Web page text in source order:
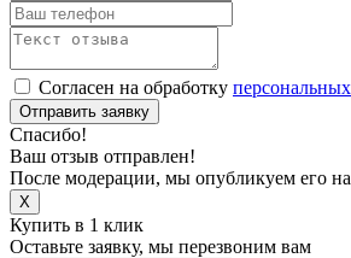
Согласен на обработку
Отправить заявку
Спасибо!
Ваш отзыв отправлен!
После модерации, мы опубликуем его на
X
Купить в 1 клик
Оставьте заявку, мы перезвоним вам